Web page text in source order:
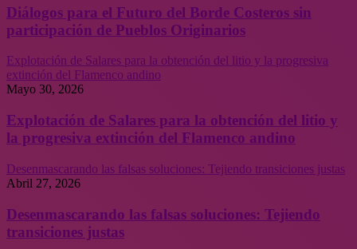
Diálogos para el Futuro del Borde Costeros sin
participación de Pueblos Originarios
Explotación de Salares para la obtención del litio y la progresiva
extinción del Flamenco andino
Mayo 30, 2026
Explotación de Salares para la obtención del litio y
la progresiva extinción del Flamenco andino
Desenmascarando las falsas soluciones: Tejiendo transiciones justas
Abril 27, 2026
Desenmascarando las falsas soluciones: Tejiendo
transiciones justas